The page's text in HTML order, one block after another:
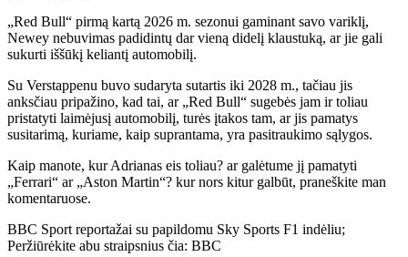
„Red Bull“ pirmą kartą 2026 m. sezonui gaminant savo variklį,
Newey nebuvimas padidintų dar vieną didelį klaustuką, ar jie gali
sukurti iššūkį keliantį automobilį.
Su Verstappenu buvo sudaryta sutartis iki 2028 m., tačiau jis
anksčiau pripažino, kad tai, ar „Red Bull“ sugebės jam ir toliau
pristatyti laimėjusį automobilį, turės įtakos tam, ar jis pamatys
susitarimą, kuriame, kaip suprantama, yra pasitraukimo sąlygos.
Kaip manote, kur Adrianas eis toliau? ar galėtume jį pamatyti
„Ferrari“ ar „Aston Martin“? kur nors kitur galbūt, praneškite man
komentaruose.
BBC Sport reportažai su papildomu Sky Sports F1 indėliu;
Peržiūrėkite abu straipsnius čia: BBC